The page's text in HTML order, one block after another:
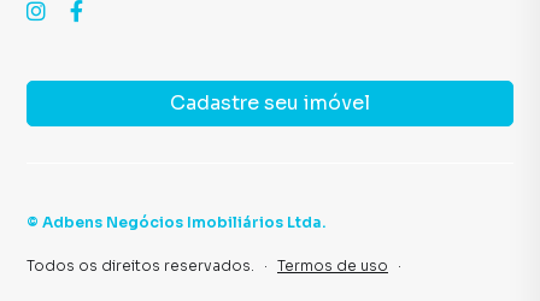
Cadastre seu imóvel
© Adbens Negócios Imobiliários Ltda.
Todos os direitos reservados. · Termos de uso ·